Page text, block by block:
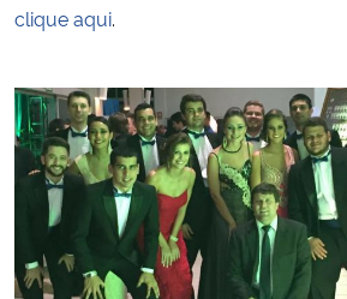
Planalto
clique aqui.